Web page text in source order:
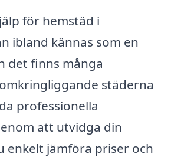
för hemstäd i
ibland kännas som en
det finns många
städerna
professionella
att utvidga din
enkelt jämföra priser och